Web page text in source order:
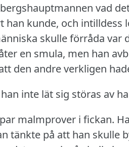
vad
kunde, och intilldess
skulle förråda var
en smula, men han
den andre verkligen
inte lät sig störas av
malmprover i fickan.
tänkte på att han skulle